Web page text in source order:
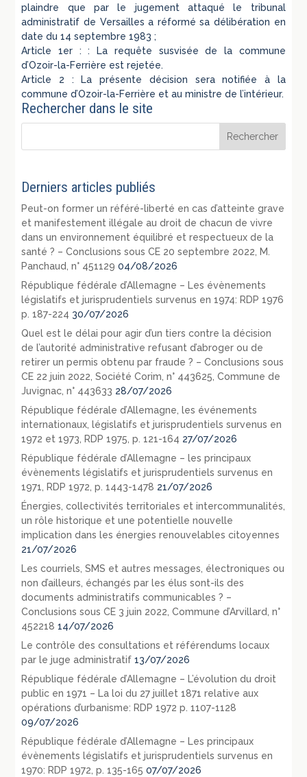
plaindre que par le jugement attaqué le tribunal
administratif de Versailles a réformé sa délibération en
date du 14 septembre 1983 ;
Article 1er : : La requête susvisée de la commune
d’Ozoir-la-Ferrière est rejetée.
Article 2 : La présente décision sera notifiée à la
commune d’Ozoir-la-Ferrière et au ministre de l’intérieur.
Rechercher dans le site
Derniers articles publiés
Peut-on former un référé-liberté en cas d’atteinte grave
et manifestement illégale au droit de chacun de vivre
dans un environnement équilibré et respectueux de la
santé ? – Conclusions sous CE 20 septembre 2022, M.
Panchaud, n° 451129 04/08/2026
République fédérale d’Allemagne – Les évènements
législatifs et jurisprudentiels survenus en 1974: RDP 1976
p. 187-224 30/07/2026
Quel est le délai pour agir d’un tiers contre la décision
de l’autorité administrative refusant d’abroger ou de
retirer un permis obtenu par fraude ? – Conclusions sous
CE 22 juin 2022, Société Corim, n° 443625, Commune de
Juvignac, n° 443633 28/07/2026
République fédérale d’Allemagne, les événements
internationaux, législatifs et jurisprudentiels survenus en
1972 et 1973, RDP 1975, p. 121-164 27/07/2026
République fédérale d’Allemagne – les principaux
évènements législatifs et jurisprudentiels survenus en
1971, RDP 1972, p. 1443-1478 21/07/2026
Énergies, collectivités territoriales et intercommunalités,
un rôle historique et une potentielle nouvelle
implication dans les énergies renouvelables citoyennes
21/07/2026
Les courriels, SMS et autres messages, électroniques ou
non d’ailleurs, échangés par les élus sont-ils des
documents administratifs communicables ? –
Conclusions sous CE 3 juin 2022, Commune d’Arvillard, n°
452218 14/07/2026
Le contrôle des consultations et référendums locaux
par le juge administratif 13/07/2026
République fédérale d’Allemagne – L’évolution du droit
public en 1971 – La loi du 27 juillet 1871 relative aux
opérations d’urbanisme: RDP 1972 p. 1107-1128
09/07/2026
République fédérale d’Allemagne – Les principaux
évènements législatifs et jurisprudentiels survenus en
1970: RDP 1972, p. 135-165 07/07/2026